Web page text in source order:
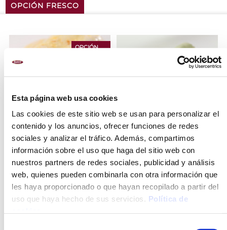
Esta página web usa cookies
Las cookies de este sitio web se usan para personalizar el
contenido y los anuncios, ofrecer funciones de redes
sociales y analizar el tráfico. Además, compartimos
información sobre el uso que haga del sitio web con
nuestros partners de redes sociales, publicidad y análisis
web, quienes pueden combinarla con otra información que
les haya proporcionado o que hayan recopilado a partir del
uso que haya hecho de sus servicios. Política de
OPCIÓN FRESCO
CANELONES DE CARNE
CON BECHAMEL Y
QUESO
OPCIÓN
CANELONES DE
ESPINACAS SIN
BECHAMEL